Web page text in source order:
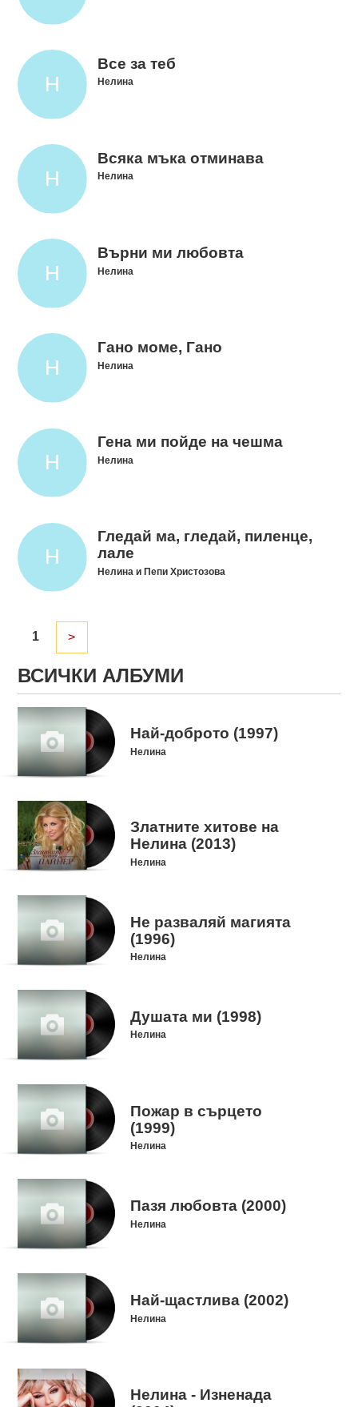
Все за теб
Нелина
Всяка мъка отминава
Нелина
Върни ми любовта
Нелина
Гано моме, Гано
Нелина
Гена ми пойде на чешма
Нелина
Гледай ма, гледай, пиленце,
лале
Нелина и Пепи Христозова
1 >
ВСИЧКИ АЛБУМИ
Най-доброто (1997)
Нелина
Златните хитове на
Нелина (2013)
Нелина
Не разваляй магията
(1996)
Нелина
Душата ми (1998)
Нелина
Пожар в сърцето
(1999)
Нелина
Пазя любовта (2000)
Нелина
Най-щастлива (2002)
Нелина
Нелина - Изненада